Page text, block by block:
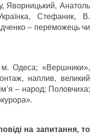
Яворницький, Анатоль
Стефаник, В.
– переможець чи
Одеса; «Вершники»,
наплив, великий
– народ; Половчиха;
на запитання, то